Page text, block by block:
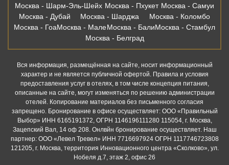
запрещено. Бронирование в офисе осуществляет: ООО «Правильный
Выбор» ИНН 6165191372, ОГРН 1146196111280 115054, г. Москва,
Зацепский Вал, 14 оф 208. Онлвйн бронирование осуществляет. Наш
партнер: ООО «Левел Тревел» ИНН 7716697924 ОГРН 1117746723808
121205, г. Москва, территория Инновационного центра «Сколково», ул.